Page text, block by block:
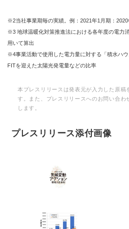
※2当社事業期毎の実績。例：2021年1月期：2020
※3 地球温暖化対策推進法における各年度の電力
用いて算出
※4事業活動で使用した電力量に対する「積水ハ
FITを迎えた太陽光発電量などの比率
本プレスリリースは発表元が入力した原稿
す。また、プレスリリースへのお問い合わ
します。
プレスリリース添付画像